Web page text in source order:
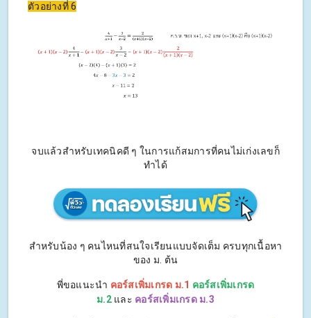
ตัวอย่างที่ 6
จบแล้วสำหรับเทคนิคดี ๆ ในการแก้สมการที่คนไม่เก่งเลขก็
ทำได้
สำหรับน้อง ๆ คนไหนที่สนใจเรียนแบบจัดเต็ม ครบทุกเนื้อหา
ของ ม. ต้น
พี่ขอแนะนำ คอร์สเพิ่มเกรด ม.1 คอร์สเพิ่มเกรด
ม.2และ คอร์สเพิ่มเกรด ม.3